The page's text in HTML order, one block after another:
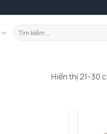
Tìm
kiếm:
Hiển thị 21–30